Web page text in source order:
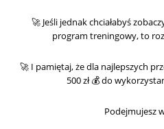
🚀 Jeśli jednak chciałabyś
program treningowy, to
🚀 I pamiętaj, że dla najlepszych
500 zł 💰 do
Podejmujesz